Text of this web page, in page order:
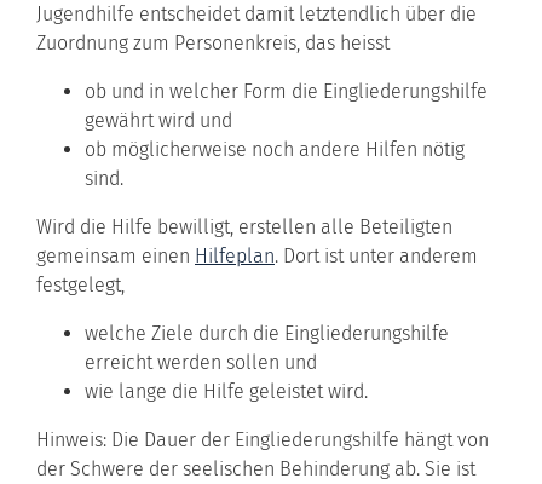
Jugendhilfe entscheidet damit letztendlich über die
Zuordnung zum Personenkreis, das heisst
ob und in welcher Form die Eingliederungshilfe
gewährt wird und
ob möglicherweise noch andere Hilfen nötig
sind.
Wird die Hilfe bewilligt, erstellen alle Beteiligten
gemeinsam einen Hilfeplan. Dort ist unter anderem
festgelegt,
welche Ziele durch die Eingliederungshilfe
erreicht werden sollen und
wie lange die Hilfe geleistet wird.
Hinweis: Die Dauer der Eingliederungshilfe hängt von
der Schwere der seelischen Behinderung ab. Sie ist